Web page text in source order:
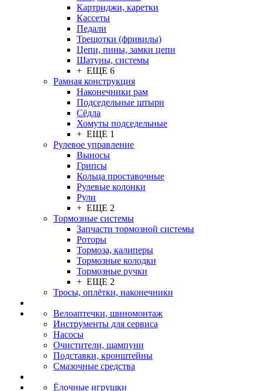
Картриджи, каретки
Кассеты
Педали
Трещотки (фривилы)
Цепи, пины, замки цепи
Шатуны, системы
+ ЕЩЕ 6
Рамная конструкция
Наконечники рам
Подседельные штыри
Сёдла
Хомуты подседельные
+ ЕЩЕ 1
Рулевое управление
Выносы
Грипсы
Кольца проставочные
Рулевые колонки
Рули
+ ЕЩЕ 2
Тормозные системы
Запчасти тормозной системы
Роторы
Тормоза, калиперы
Тормозные колодки
Тормозные ручки
+ ЕЩЕ 2
Тросы, оплётки, наконечники
Велоаптечки, шиномонтаж
Инструменты для сервиса
Насосы
Очистители, шампуни
Подставки, кронштейны
Смазочные средства
Ёлочные игрушки